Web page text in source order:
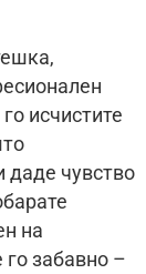
исчистите
даде чувство
на
го забавно –